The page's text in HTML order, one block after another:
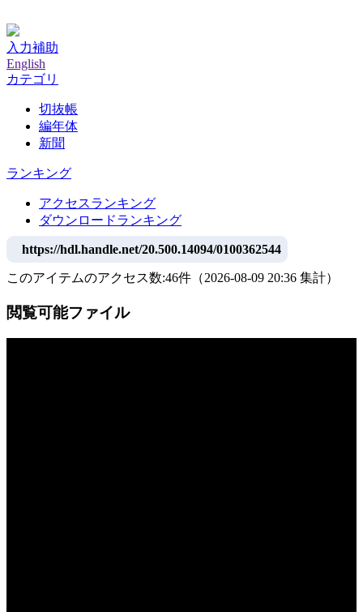
入力補助
English
カテゴリ
切抜帳
編年体
新聞
ランキング
アクセスランキング
ダウンロードランキング
https://hdl.handle.net/20.500.14094/0100362544
このアイテムのアクセス数:46件 （2026-08-09 20:36 集計）
閲覧可能ファイル